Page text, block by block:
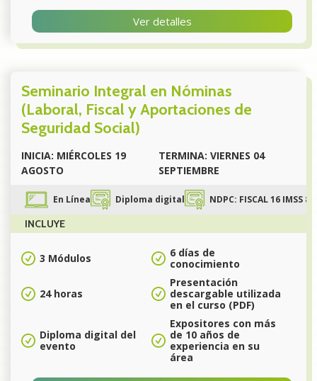
Ver detalles
Seminario Integral en Nóminas
(Laboral, Fiscal y Aportaciones de
Seguridad Social)
INICIA: MIÉRCOLES 19
AGOSTO
TERMINA: VIERNES 04
SEPTIEMBRE
En Línea Diploma digital NDPC: FISCAL 16 IMSS 8
INCLUYE
3 Módulos
6 días de
conocimiento
24 horas
Presentación
descargable utilizada
en el curso (PDF)
Diploma digital del
evento
Expositores con más
de 10 años de
experiencia en su
área